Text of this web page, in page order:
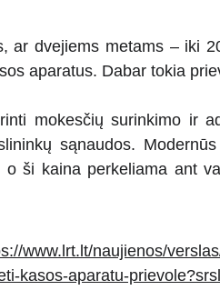
ar dvejiems metams – iki
aparatus. Dabar tokia
mokesčių surinkimo ir
sąnaudos.
o ši kaina perkeliama ant
www.lrt.lt/naujienos/
kasos-aparatu-